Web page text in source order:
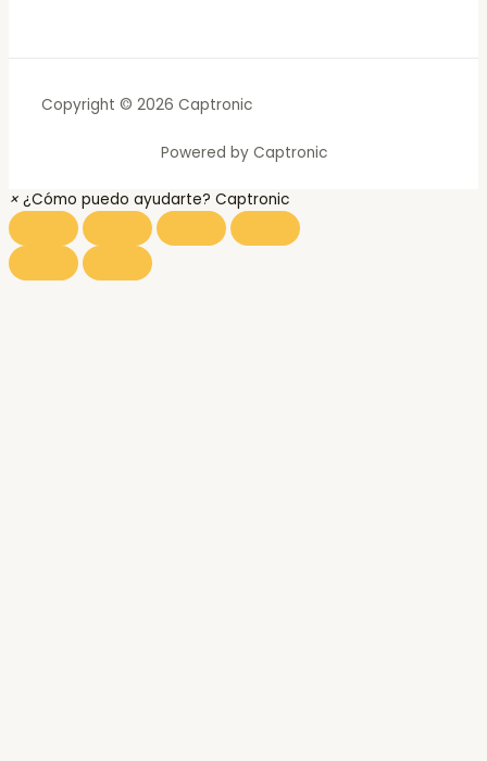
Copyright © 2026 Captronic
Powered by Captronic
× ¿Cómo puedo ayudarte? Captronic